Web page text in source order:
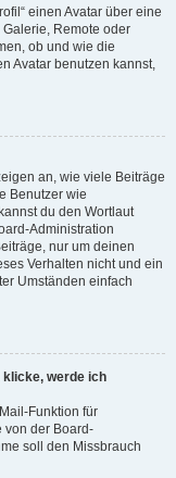
einen Avatar über eine
Remote oder
ob und wie die
Avatar benutzen kannst,
an, wie viele Beiträge
Benutzer wie
du den Wortlaut
Administration
nur um deinen
Verhalten nicht und ein
Umständen einfach
klicke, werde ich
Funktion für
von der Board-
soll den Missbrauch